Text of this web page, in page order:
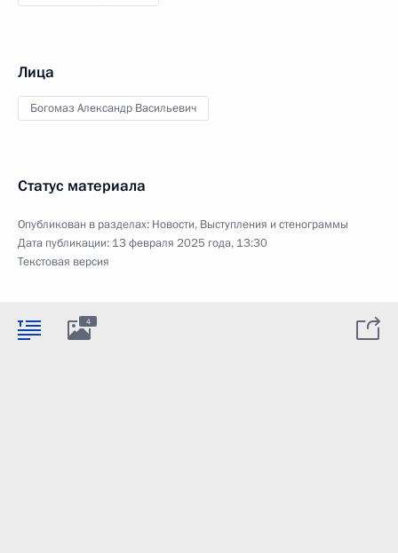
Лица
Богомаз Александр Васильевич
Статус материала
Опубликован в разделах: Новости, Выступления и стенограммы
Дата публикации: 13 февраля 2025 года, 13:30
Текстовая версия
4